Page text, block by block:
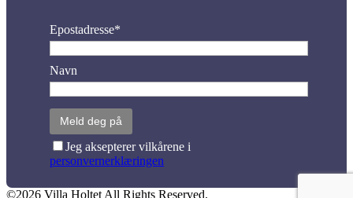
Epostadresse*
Navn
Jeg aksepterer vilkårene i
personvernerklæringen
©2026 Villa Holtet All Rights Reserved.